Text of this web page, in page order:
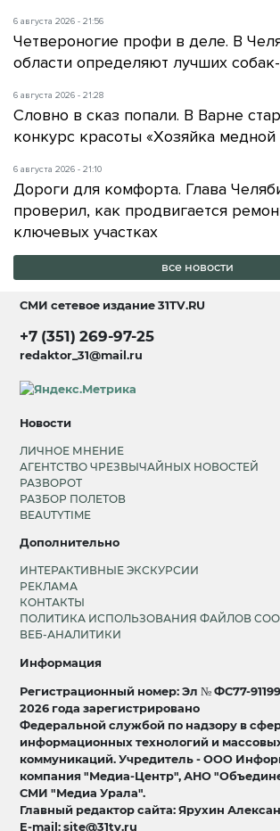
6 августа 2026 - 21:56
Четвероногие профи в деле. В
области определяют лучших
6 августа 2026 - 21:28
Словно в сказ попали. В Варне
конкурс красоты «Хозяйка
6 августа 2026 - 21:10
Дороги для комфорта. Глава
проверил, как продвигается
ключевых участках
все новости
СМИ сетевое издание31TV.RU
+7 (351) 269-97-25
redaktor_31@mail.ru
Новости
ЛИЧНОЕ МНЕНИЕ
АГЕНТСТВО ЧРЕЗВЫЧАЙНЫХ НОВОСТЕЙ
РАЗВОРОТ
РАЗБОР ПОЛЕТОВ
BEAUTYTIME
Дополнительно
ИНТЕРАКТИВНЫЕ ЭКСКУРСИИ
РЕКЛАМА
КОНТАКТЫ
ПОЛИТИКА ИСПОЛЬЗОВАНИЯ ФАЙЛОВ
ВЕБ-АНАЛИТИКИ
Информация
Регистрационный номер: Эл № ФС77-
2026 года зарегистрировано
Федеральной службой по надзору в
информационных технологий и
коммуникаций. Учредитель - ООО
компания "Медиа-Центр", АНО
СМИ "Медиа Урала".
Главный редактор сайта: Ярухин
E-mail: site@31tv.ru